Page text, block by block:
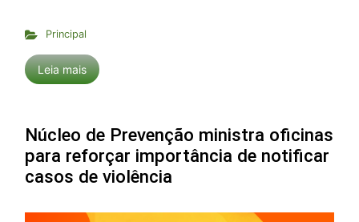
Principal
Leia mais
Núcleo de Prevenção ministra oficinas
para reforçar importância de notificar
casos de violência